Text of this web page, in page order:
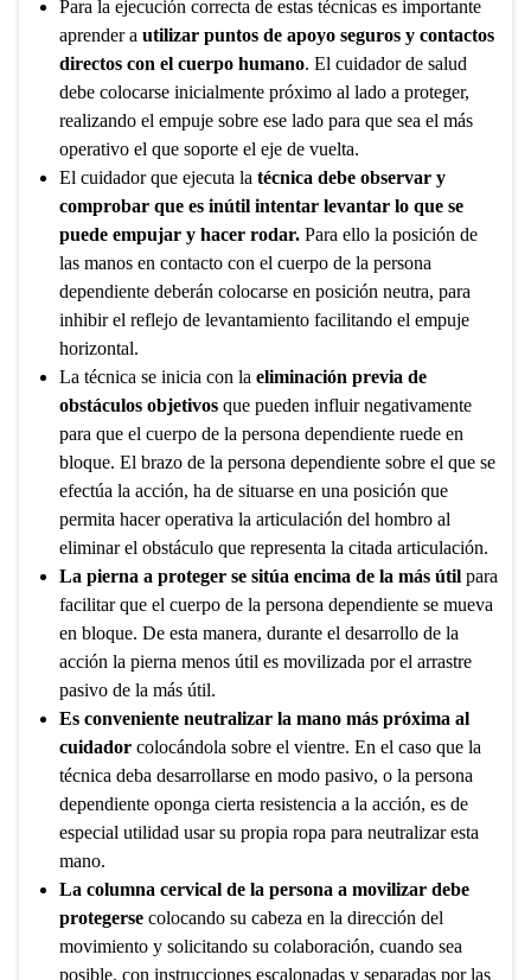
Para la ejecución correcta de estas técnicas es importante
aprender a utilizar puntos de apoyo seguros y contactos
directos con el cuerpo humano. El cuidador de salud
debe colocarse inicialmente próximo al lado a proteger,
realizando el empuje sobre ese lado para que sea el más
operativo el que soporte el eje de vuelta.
El cuidador que ejecuta la técnica debe observar y
comprobar que es inútil intentar levantar lo que se
puede empujar y hacer rodar.Para ello la posición de
las manos en contacto con el cuerpo de la persona
dependiente deberán colocarse en posición neutra, para
inhibir el reflejo de levantamiento facilitando el empuje
horizontal.
La técnica se inicia con la eliminación previa de
obstáculos objetivosque pueden influir negativamente
para que el cuerpo de la persona dependiente ruede en
bloque. El brazo de la persona dependiente sobre el que se
efectúa la acción, ha de situarse en una posición que
permita hacer operativa la articulación del hombro al
eliminar el obstáculo que representa la citada articulación.
La pierna a proteger se sitúa encima de la más útilpara
facilitar que el cuerpo de la persona dependiente se mueva
en bloque. De esta manera, durante el desarrollo de la
acción la pierna menos útil es movilizada por el arrastre
pasivo de la más útil.
Es conveniente neutralizar la mano más próxima al
cuidadorcolocándola sobre el vientre. En el caso que la
técnica deba desarrollarse en modo pasivo, o la persona
dependiente oponga cierta resistencia a la acción, es de
especial utilidad usar su propia ropa para neutralizar esta
mano.
La columna cervical de la persona a movilizar debe
protegersecolocando su cabeza en la dirección del
movimiento y solicitando su colaboración, cuando sea
posible, con instrucciones escalonadas y separadas por las